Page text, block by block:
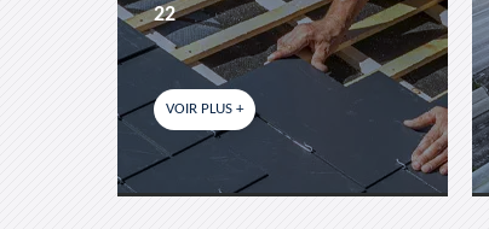
22
VOIR PLUS +